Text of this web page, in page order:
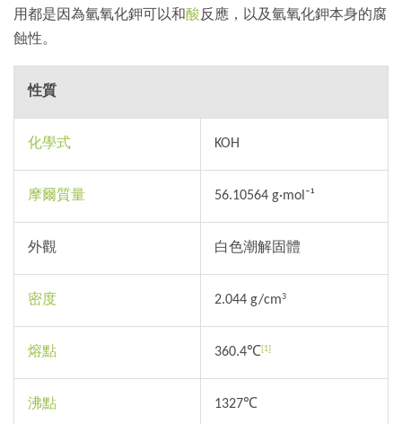
用都是因為氫氧化鉀可以和酸反應，以及氫氧化鉀本身的腐
蝕性。
性質
化學式 KOH
摩爾質量 56.10564 g·mol⁻¹
外觀 白色潮解固體
密度 2.044 g/cm3
熔點 360.4℃ [1]
沸點 1327℃